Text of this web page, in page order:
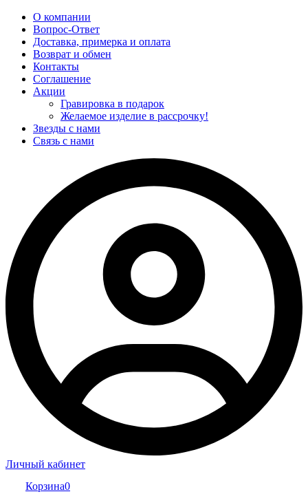
О компании
Вопрос-Ответ
Доставка, примерка и оплата
Возврат и обмен
Контакты
Соглашение
Акции
Гравировка в подарок
Желаемое изделие в рассрочку!
Звезды с нами
Связь с нами
Личный кабинет
Корзина0